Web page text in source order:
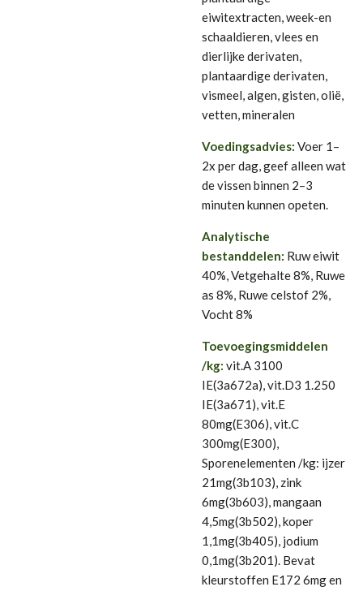
eiwitextracten, week-en
schaaldieren, vlees en
dierlijke derivaten,
plantaardige derivaten,
vismeel, algen, gisten, olië,
vetten, mineralen
Voedingsadvies: Voer 1–
2x per dag, geef alleen wat
de vissen binnen 2–3
minuten kunnen opeten.
Analytische
bestanddelen: Ruw eiwit
40%, Vetgehalte 8%, Ruwe
as 8%, Ruwe celstof 2%,
Vocht 8%
Toevoegingsmiddelen
/kg: vit.A 3100
IE(3a672a), vit.D3 1.250
IE(3a671), vit.E
80mg(E306), vit.C
300mg(E300),
Sporenelementen /kg: ijzer
21mg(3b103), zink
6mg(3b603), mangaan
4,5mg(3b502), koper
1,1mg(3b405), jodium
0,1mg(3b201). Bevat
kleurstoffen E172 6mg en